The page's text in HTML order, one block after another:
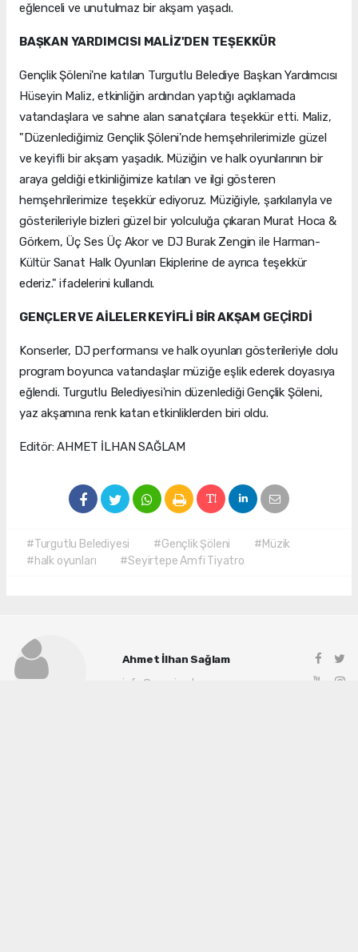
eğlenceli ve unutulmaz bir akşam yaşadı.
BAŞKAN YARDIMCISI MALİZ'DEN TEŞEKKÜR
Gençlik Şöleni'ne katılan Turgutlu Belediye Başkan Yardımcısı
Hüseyin Maliz, etkinliğin ardından yaptığı açıklamada
vatandaşlara ve sahne alan sanatçılara teşekkür etti. Maliz,
"Düzenlediğimiz Gençlik Şöleni'nde hemşehrilerimizle güzel
ve keyifli bir akşam yaşadık. Müziğin ve halk oyunlarının bir
araya geldiği etkinliğimize katılan ve ilgi gösteren
hemşehrilerimize teşekkür ediyoruz. Müziğiyle, şarkılarıyla ve
gösterileriyle bizleri güzel bir yolculuğa çıkaran Murat Hoca &
Görkem, Üç Ses Üç Akor ve DJ Burak Zengin ile Harman-
Kültür Sanat Halk Oyunları Ekiplerine de ayrıca teşekkür
ederiz." ifadelerini kullandı.
GENÇLER VE AİLELER KEYİFLİ BİR AKŞAM GEÇİRDİ
Konserler, DJ performansı ve halk oyunları gösterileriyle dolu
program boyunca vatandaşlar müziğe eşlik ederek doyasıya
eğlendi. Turgutlu Belediyesi'nin düzenlediği Gençlik Şöleni,
yaz akşamına renk katan etkinliklerden biri oldu.
Editör: AHMET İLHAN SAĞLAM
#Turgutlu Belediyesi #Gençlik Şöleni
#Müzik
#halk oyunları
#Seyirtepe Amfi Tiyatro
Ahmet İlhan Sağlam
info@manisadenge.com